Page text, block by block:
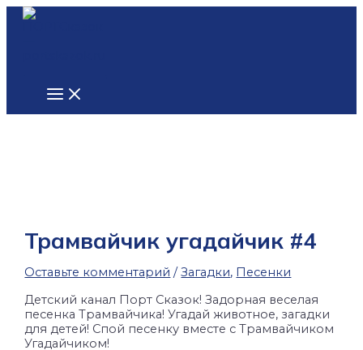
Перейти
Main
Трамвайчик угадайчик #4
Оставьте комментарий /Загадки, Песенки
Детский канал Порт Сказок! Задорная веселая
песенка Трамвайчика! Угадай животное, загадки
для детей! Спой песенку вместе с Трамвайчиком
Угадайчиком!
Введите
Name*
Email*
Сайт